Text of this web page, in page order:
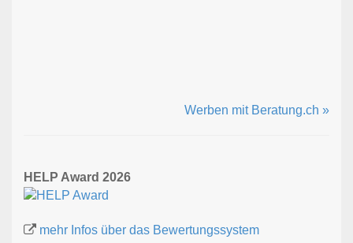
Werben mit Beratung.ch »
HELP Award 2026
mehr Infos über das Bewertungssystem